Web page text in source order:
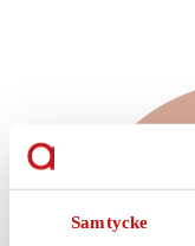
Samtycke